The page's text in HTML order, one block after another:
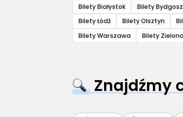
Bilety Białystok Bilety
Bilety Łódź
Bilety Olsztyn
Bilety Warszawa
Bilety
Znajdźmy